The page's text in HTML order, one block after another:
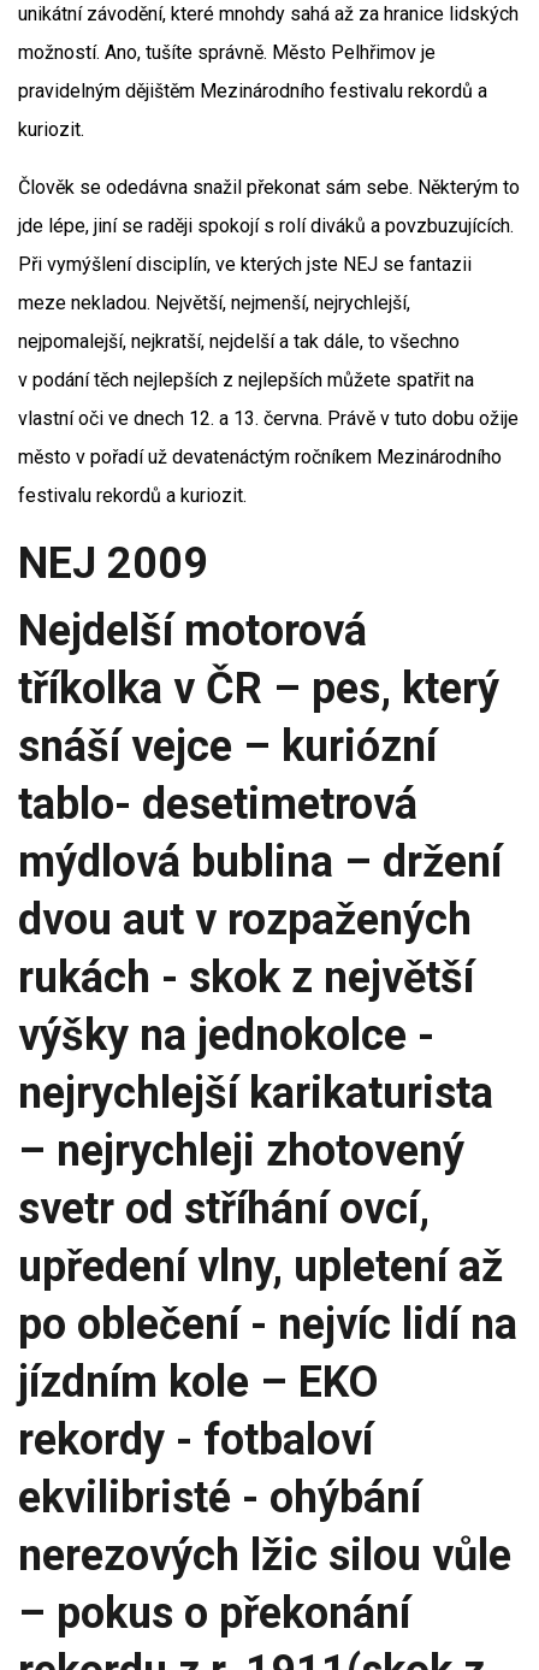
unikátní závodění, které mnohdy sahá až za hranice lidských
možností. Ano, tušíte správně. Město Pelhřimov je
pravidelným dějištěm Mezinárodního festivalu rekordů a
kuriozit.
Člověk se odedávna snažil překonat sám sebe. Některým to
jde lépe, jiní se raději spokojí s rolí diváků a povzbuzujících.
Při vymýšlení disciplín, ve kterých jste NEJ se fantazii
meze nekladou. Největší, nejmenší, nejrychlejší,
nejpomalejší, nejkratší, nejdelší a tak dále, to všechno
v podání těch nejlepších z nejlepších můžete spatřit na
vlastní oči ve dnech 12. a 13. června. Právě v tuto dobu ožije
město v pořadí už devatenáctým ročníkem Mezinárodního
festivalu rekordů a kuriozit.
NEJ 2009
Nejdelší motorová
tříkolka v ČR – pes, který
snáší vejce – kuriózní
tablo- desetimetrová
mýdlová bublina – držení
dvou aut v rozpažených
rukách - skok z největší
výšky na jednokolce -
nejrychlejší karikaturista
– nejrychleji zhotovený
svetr od stříhání ovcí,
upředení vlny, upletení až
po oblečení - nejvíc lidí na
jízdním kole – EKO
rekordy - fotbaloví
ekvilibristé - ohýbání
nerezových lžic silou vůle
– pokus o překonání